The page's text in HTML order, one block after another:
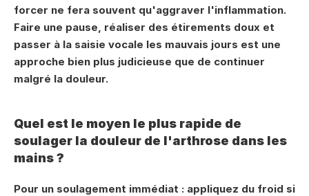
forcer ne fera souvent qu'aggraver l'inflammation.
Faire une pause, réaliser des étirements doux et
passer à la saisie vocale les mauvais jours est une
approche bien plus judicieuse que de continuer
malgré la douleur.
Quel est le moyen le plus rapide de
soulager la douleur de l'arthrose dans les
mains ?
Pour un soulagement immédiat : appliquez du froid si